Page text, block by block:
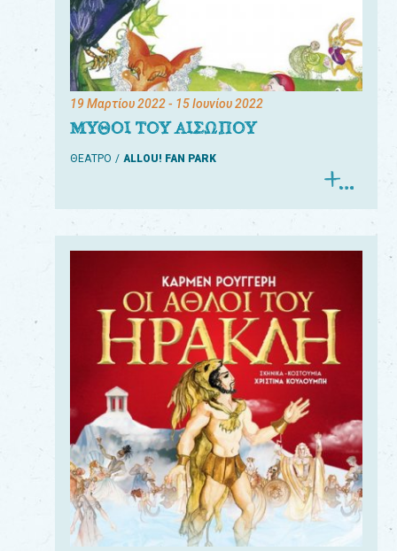
19 Μαρτίου 2022- 15 Ιουνίου 2022
ΜΥΘΟΙ ΤΟΥ ΑΙΣΩΠΟΥ
ΘΕΑΤΡΟ ALLOU! FAN PARK